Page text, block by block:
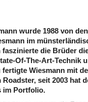
wurde 1988 von
im
die Brüder
Of-The-Art-Technik
Wiesmann mit
seit 2003 hat
im Portfolio.